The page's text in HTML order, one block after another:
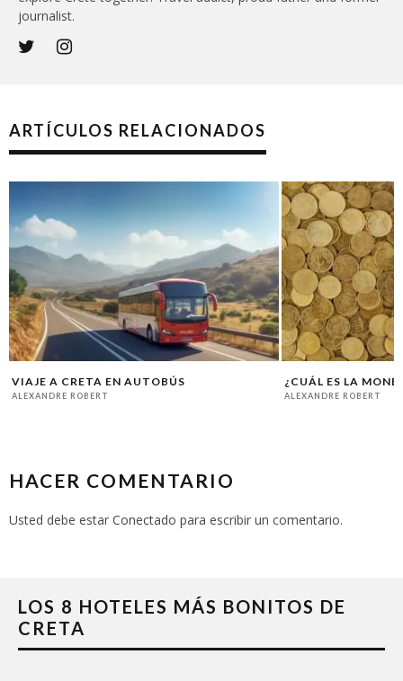
journalist.
ARTÍCULOS RELACIONADOS
VIAJE A CRETA EN AUTOBÚS
ALEXANDRE ROBERT
¿CUÁL ES LA
ALEXANDRE ROBERT
HACER COMENTARIO
Usted debe estar Conectado para escribir un comentario.
LOS 8 HOTELES MÁS BONITOS DE
CRETA